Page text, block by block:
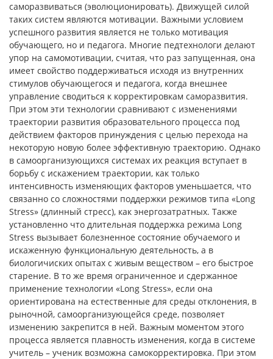
саморазвиваться (эволюционировать). Движущей силой
таких систем являются мотивации. Важными условием
успешного развития является не только мотивация
обучающего, но и педагога. Многие педтехнологи делают
упор на самомотивации, считая, что раз запущенная, она
имеет свойство поддерживаться исходя из внутренних
стимулов обучающегося и педагога, когда внешнее
управление сводиться к корректировкам саморазвития.
При этом эти технологии сравнивают с изменениями
траектории развития образовательного процесса под
действием факторов принуждения с целью перехода на
некоторую новую более эффективную траекторию. Однако
в самоорганизующихся системах их реакция вступает в
борьбу с искажением траектории, как только
интенсивность изменяющих факторов уменьшается, что
связанно со сложностями поддержки режимов типа «Long
Stress» (длинный стресс), как энергозатратных. Также
установленно что длительная поддержка режима Long
Stress вызывает болезненное состояние обучаемого и
искаженную функциональную деятельность, а в
биологичиских опытах с живым веществом – его быстрое
старение. В то же время ограниченное и сдержанное
применение технологии «Long Stress», если она
ориентирована на естественные для среды отклонения, в
рыночной, самоорганизующейся среде, позволяет
изменению закрепится в ней. Важным моментом этого
процесса является плавность изменения, когда в системе
учитель – ученик возможна самокорректировка. При этом